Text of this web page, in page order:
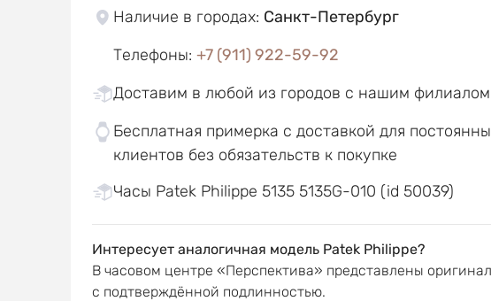
Наличие в городах: Санкт-Петербург
Телефоны: +7 (911) 922-59-92
Доставим в любой из городов с нашим
Бесплатная примерка с доставкой для
клиентов без обязательств к покупке
Часы Patek Philippe 5135 5135G-010 (id 50039)
Интересует аналогичная модель Patek Philippe?
В часовом центре «Перспектива» представлены
с подтверждённой подлинностью.